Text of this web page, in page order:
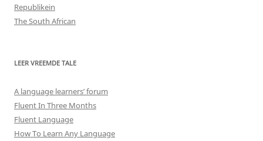
Republikein
The South African
LEER VREEMDE TALE
A language learners’ forum
Fluent In Three Months
Fluent Language
How To Learn Any Language